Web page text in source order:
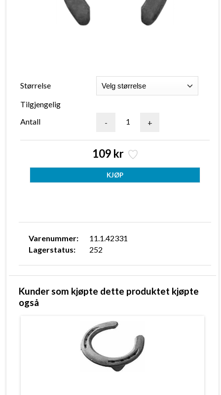
Størrelse
Tilgjengelig
Antall
- +
109 kr
Varenummer:
11.1.42331
Lagerstatus:
252
Kunder som kjøpte dette produktet kjøpte
også